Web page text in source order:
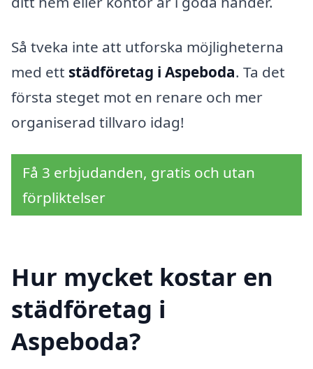
Så tveka inte att utforska möjligheterna
med ett städföretag i Aspeboda. Ta det
första steget mot en renare och mer
organiserad tillvaro idag!
Få 3 erbjudanden, gratis och utan
förpliktelser
Hur mycket kostar en
städföretag i
Aspeboda?